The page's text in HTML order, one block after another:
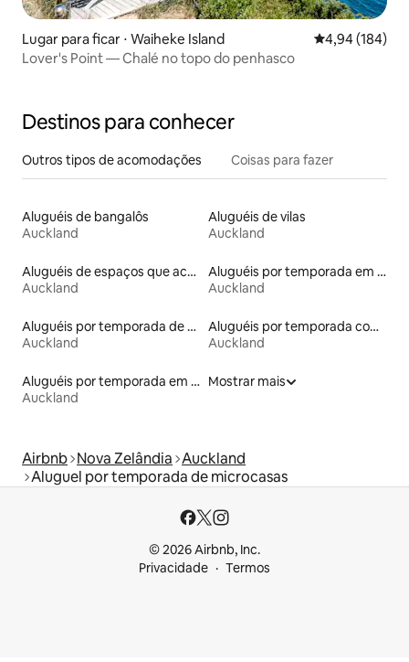
Lugar para ficar ⋅ Waiheke Island 4,94 de uma
4,94 (184)
Lover's Point — Chalé no topo do penhasco
Destinos para conhecer
Outros tipos de acomodações Coisas para fazer
Aluguéis de bangalôs
Auckland
Aluguéis de vilas
Auckland
Aluguéis de espaços que aceitam animais de estimação
Auckland
Aluguéis por temporada em hotéis-fazenda
Auckland
Aluguéis por temporada de acomodações de luxo
Auckland
Aluguéis por temporada com banheiro para PCD
Auckland
Aluguéis por temporada em albergue
Auckland
Mostrar mais
Airbnb Nova Zelândia Auckland
Aluguel por temporada de microcasas
© 2026 Airbnb, Inc.
Privacidade
Termos